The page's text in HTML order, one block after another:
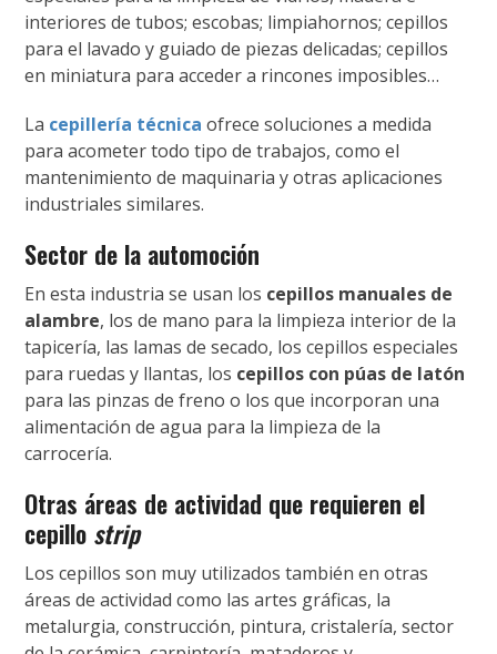
interiores de tubos; escobas; limpiahornos; cepillos
para el lavado y guiado de piezas delicadas; cepillos
en miniatura para acceder a rincones imposibles…
La cepillería técnica ofrece soluciones a medida
para acometer todo tipo de trabajos, como el
mantenimiento de maquinaria y otras aplicaciones
industriales similares.
Sector de la automoción
En esta industria se usan los cepillos manuales de
alambre, los de mano para la limpieza interior de la
tapicería, las lamas de secado, los cepillos especiales
para ruedas y llantas, los cepillos con púas de latón
para las pinzas de freno o los que incorporan una
alimentación de agua para la limpieza de la
carrocería.
Otras áreas de actividad que requieren el
cepillo strip
Los cepillos son muy utilizados también en otras
áreas de actividad como las artes gráficas, la
metalurgia, construcción, pintura, cristalería, sector